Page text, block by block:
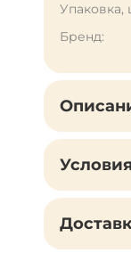
Упаковка,
Бренд: